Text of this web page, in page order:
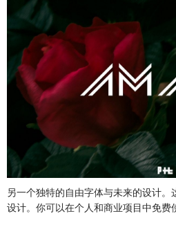
另一个独特的自由字体与未来的设计
设计。你可以在个人和商业项目中免费